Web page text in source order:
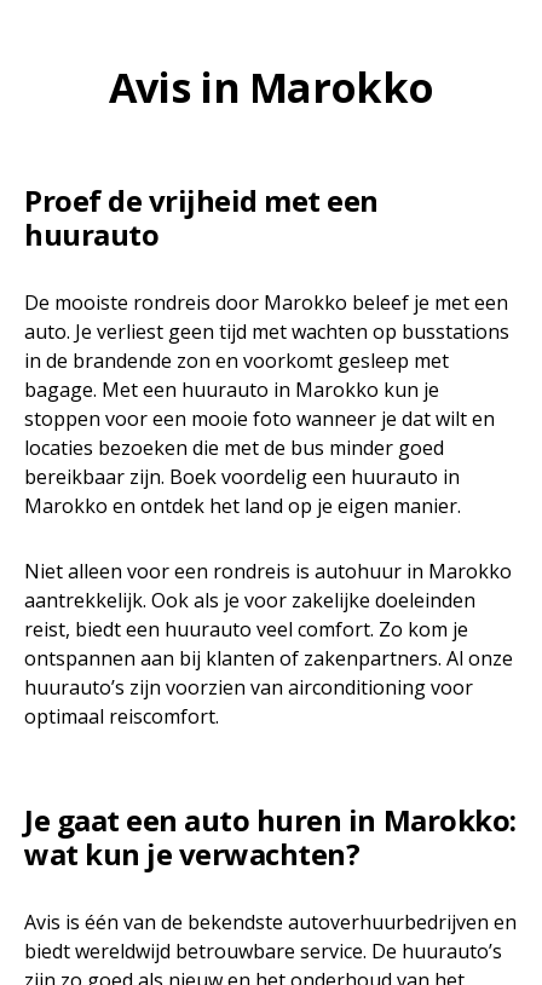
Avis in Marokko
Proef de vrijheid met een
huurauto
De mooiste rondreis door Marokko beleef je met een
auto. Je verliest geen tijd met wachten op busstations
in de brandende zon en voorkomt gesleep met
bagage. Met een huurauto in Marokko kun je
stoppen voor een mooie foto wanneer je dat wilt en
locaties bezoeken die met de bus minder goed
bereikbaar zijn. Boek voordelig een huurauto in
Marokko en ontdek het land op je eigen manier.
Niet alleen voor een rondreis is autohuur in Marokko
aantrekkelijk. Ook als je voor zakelijke doeleinden
reist, biedt een huurauto veel comfort. Zo kom je
ontspannen aan bij klanten of zakenpartners. Al onze
huurauto’s zijn voorzien van airconditioning voor
optimaal reiscomfort.
Je gaat een auto huren in Marokko:
wat kun je verwachten?
Avis is één van de bekendste autoverhuurbedrijven en
biedt wereldwijd betrouwbare service. De huurauto’s